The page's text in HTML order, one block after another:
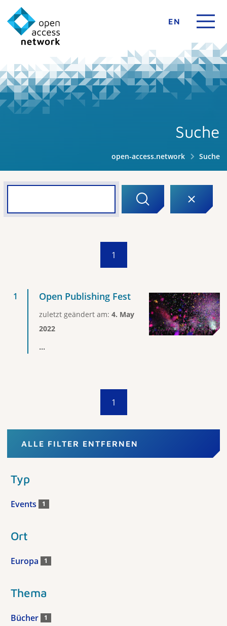
EN
Suche
open-access.network Suche
1
Open Publishing Fest
zuletzt geändert am: 4. May
2022
...
1
ALLE FILTER ENTFERNEN
Typ
Events 1
Ort
Europa 1
Thema
Bücher 1